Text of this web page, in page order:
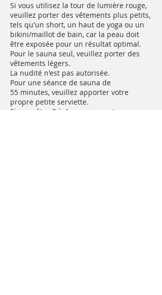
Si vous utilisez la tour de lumière rouge,
veuillez porter des vêtements plus petits,
tels qu'un short, un haut de yoga ou un
bikini/maillot de bain, car la peau doit
être exposée pour un résultat optimal.
Pour le sauna seul, veuillez porter des
vêtements légers.
La nudité n'est pas autorisée.
Pour une séance de sauna de
55 minutes, veuillez apporter votre
propre petite serviette.
Si vous êtes 2 à 4 personnes et que vous